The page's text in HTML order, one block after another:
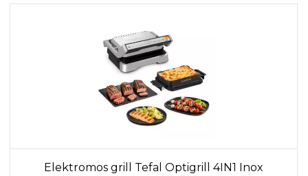
Elektromos grill Tefal Optigrill 4IN1 Inox